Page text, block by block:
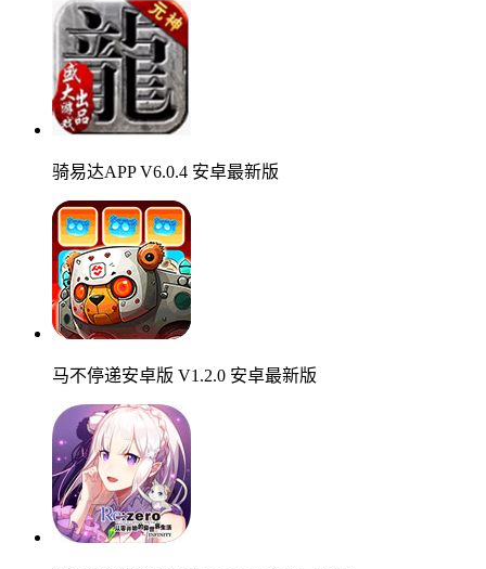
骑易达APP V6.0.4 安卓最新版
马不停递安卓版 V1.2.0 安卓最新版